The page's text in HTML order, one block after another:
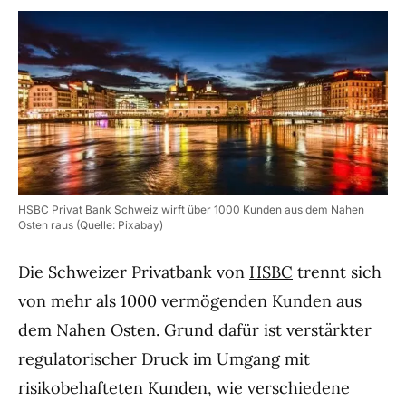
HSBC Privat Bank Schweiz wirft über 1000 Kunden aus dem Nahen
Osten raus (Quelle: Pixabay)
Die Schweizer Privatbank von HSBC trennt sich
von mehr als 1000 vermögenden Kunden aus
dem Nahen Osten. Grund dafür ist verstärkter
regulatorischer Druck im Umgang mit
risikobehafteten Kunden, wie verschiedene